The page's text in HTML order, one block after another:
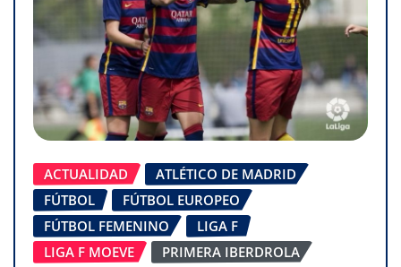
ACTUALIDAD
ATLÉTICO DE MADRID
FÚTBOL
FÚTBOL EUROPEO
FÚTBOL FEMENINO
LIGA F
LIGA F MOEVE
PRIMERA IBERDROLA